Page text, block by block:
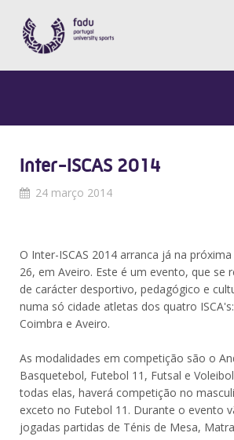
Inter-ISCAS 2014
24 março 2014
O Inter-ISCAS 2014 arranca já na
26, em Aveiro. Este é um evento, que se
de carácter desportivo, pedagógico e
numa só cidade atletas dos quatro
Coimbra e Aveiro.
As modalidades em competição são o
Basquetebol, Futebol 11, Futsal e
todas elas, haverá competição no
exceto no Futebol 11. Durante o evento
jogadas partidas de Ténis de Mesa,